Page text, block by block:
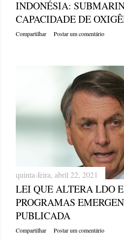
INDONÉSIA:
CAPACIDADE DE
Compartilhar Postar um comentário
quinta-feira, abril 22, 2021
LEI QUE ALTERA LDO
PROGRAMAS
PUBLICADA
Compartilhar Postar um comentário